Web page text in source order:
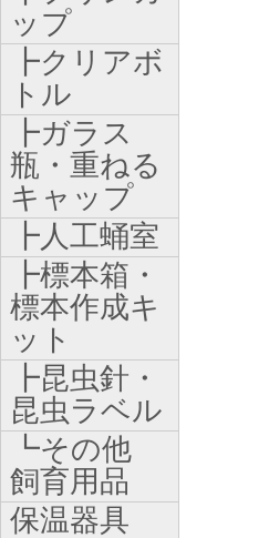
ップ
┣クリアボ
トル
┣ガラス
瓶・重ねる
キャップ
┣人工蛹室
┣標本箱・
標本作成キ
ット
┣昆虫針・
昆虫ラベル
┗その他
飼育用品
保温器具